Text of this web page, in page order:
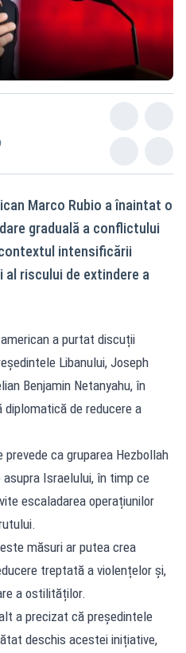
Marco Rubio a înaintat o
graduală a conflictului
intensificării
riscului de extindere a
a purtat discuții
Libanului, Joseph
Benjamin Netanyahu, în
de reducere a
ca gruparea Hezbollah
Israelului, în timp ce
escaladarea operațiunilor
măsuri ar putea crea
treptată a violențelor și,
a ostilităților.
a precizat că președintele
deschis acestei inițiative,